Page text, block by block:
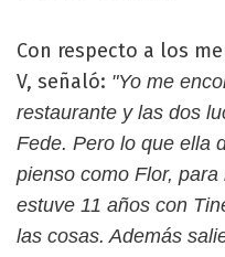
Con respecto a los
V, señaló: "Yo me
restaurante y las dos
Fede. Pero lo que ella
pienso como Flor,
estuve 11 años con
las cosas. Además